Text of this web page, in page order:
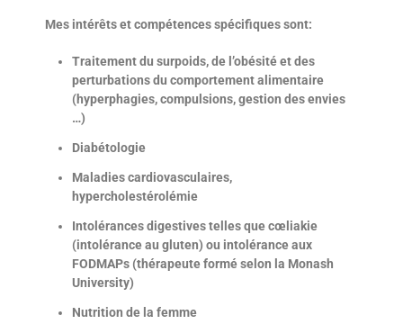
Mes intérêts et compétences spécifiques sont:
Traitement du surpoids, de l’obésité et des
perturbations du comportement alimentaire
(hyperphagies, compulsions, gestion des envies
…)
Diabétologie
Maladies cardiovasculaires,
hypercholestérolémie
Intolérances digestives telles que cœliakie
(intolérance au gluten) ou intolérance aux
FODMAPs (thérapeute formé selon la Monash
University)
Nutrition de la femme